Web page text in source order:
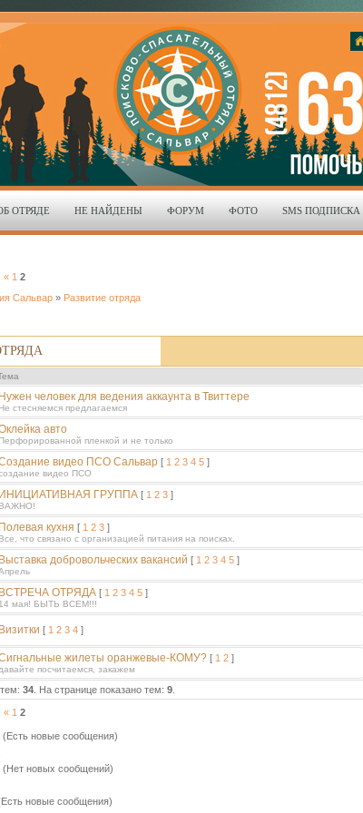
ОТРЯДЕ НЕ НАЙДЕНЫ ФОРУМ ФОТО SMS ПОДПИСКА
« 1 2
Сальвар » Развитие отряда
Нужен человек для ведения аккаунта в Твиттере
Не стесняемся предлагаемся
авто
Перфорированной пленкой и не только
видео ПСО Сальвар [ 1 2 3 4 5 ]
видео ПСО
ИНИЦИАТИВНАЯ ГРУППА [ 1 2 3 ]
ВАЖНО!
Полевая кухня [ 1 2 3 ]
Все, что связано с организацией питания на поисках.
Выставка добровольческих вакансий [ 1 2 3 4 5 ]
ВСТРЕЧА ОТРЯДА [ 1 2 3 4 5 ]
14 мая! БЫТЬ ВСЕМ!!!
Визитки [ 1 2 3 4 ]
жилеты оранжевые-КОМУ? [ 1 2 ]
давайте посчитаемся, закажем
34 . На странице показано тем: 9
« 1 2
новые сообщения)
новых сообщений)
новые сообщения)